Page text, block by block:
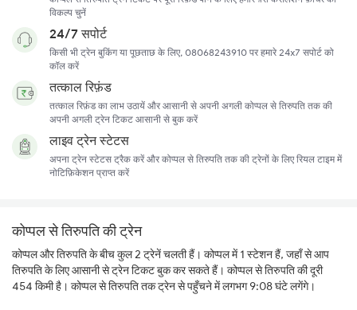
विकल्प चुनें
24/7 सपोर्ट
किसी भी ट्रेन बुकिंग या पूछताछ के लिए, 08068243910 पर हमारे 24x7 सपोर्ट को
कॉल करें
तत्काल रिफ़ंड
तत्काल रिफ़ंड का लाभ उठायें और आसानी से अपनी अगली कोप्पल से तिरुपति तक की
अपनी अगली ट्रेन टिकट आसानी से बुक करें
लाइव ट्रेन स्टेटस
अपना ट्रेन स्टेटस ट्रैक करें और कोप्पल से तिरुपति तक की ट्रेनों के लिए रियल टाइम में
नोटिफ़िकेशन प्राप्त करें
कोप्पल से तिरुपति की ट्रेन
कोप्पल और तिरुपति के बीच कुल 2 ट्रेनें चलती हैं। कोप्पल में 1 स्टेशन हैं, जहाँ से आप
तिरुपति के लिए आसानी से ट्रेन टिकट बुक कर सकते हैं। कोप्पल से तिरुपति की दूरी
454 किमी है। कोप्पल से तिरुपति तक ट्रेन से पहुँचने में लगभग 9:08 घंटे लगेंगे।